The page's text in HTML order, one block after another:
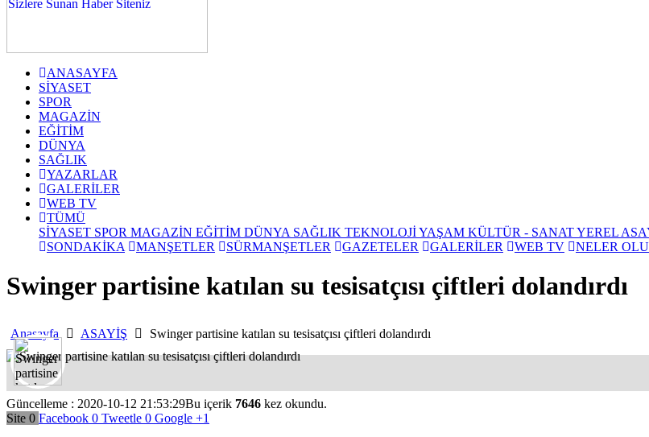
ANASAYFA
SİYASET
SPOR
MAGAZİN
EĞİTİM
DÜNYA
SAĞLIK
YAZARLAR
GALERİLER
WEB TV
TÜMÜ
SİYASET SPOR MAGAZİN EĞİTİM DÜNYA SAĞLIK TEKNOLOJİYAŞAM KÜLTÜR - SANATYEREL
SONDAKİKA
MANŞETLER SÜRMANŞETLER GAZETELER GALERİLER WEB TV NELER
Swinger partisine katılan su tesisatçısı çiftleri dolandırdı
Anasayfa ASAYİŞ Swinger partisine katılan su tesisatçısı çiftleri dolandırdı
Güncelleme : 2020-10-12 21:53:29Bu içerik 7646 kez okundu.
Site 0 Facebook 0 Tweetle 0 Google +1